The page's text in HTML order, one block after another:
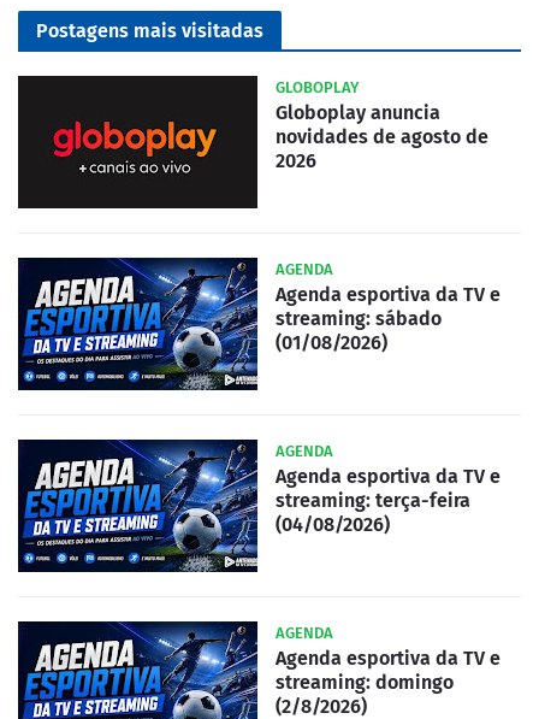
Postagens mais visitadas
GLOBOPLAY
Globoplay anuncia
novidades de agosto de
2026
AGENDA
Agenda esportiva da TV e
streaming: sábado
(01/08/2026)
AGENDA
Agenda esportiva da TV e
streaming: terça-feira
(04/08/2026)
AGENDA
Agenda esportiva da TV e
streaming: domingo
(2/8/2026)